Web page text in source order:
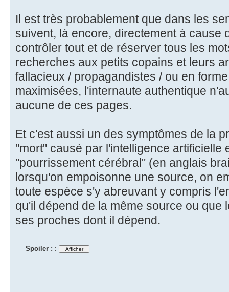
Il est très probablement que dans les
suivent, là encore, directement à cause
contrôler tout et de réserver tous les
recherches aux petits copains et leurs
fallacieux / propagandistes / ou en
maximisées, l'internaute authentique
aucune de ces pages.
Et c'est aussi un des symptômes de la
"mort" causé par l'intelligence artificielle
"pourrissement cérébral" (en anglais
lorsqu'on empoisonne une source, on
toute espèce s'y abreuvant y compris
qu'il dépend de la même source ou que
ses proches dont il dépend.
Spoiler : :